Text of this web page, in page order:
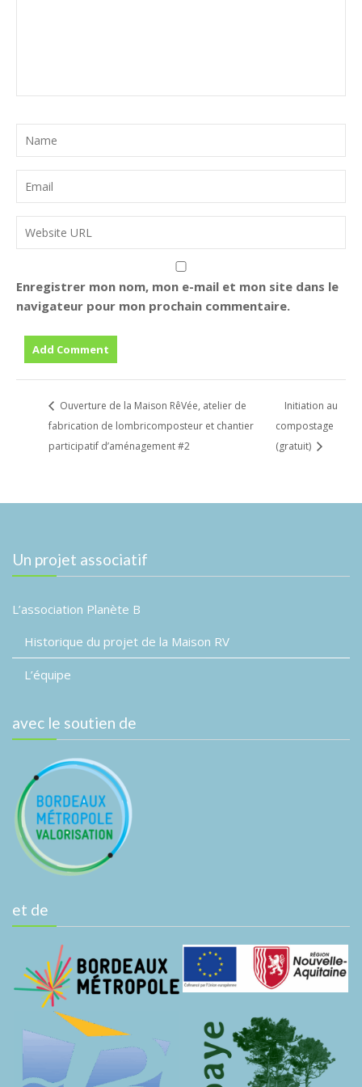
Enregistrer mon nom, mon e-mail et mon site dans le
navigateur pour mon prochain commentaire.
Ouverture de la Maison RêVée, atelier de
fabrication de lombricomposteur et chantier
participatif d’aménagement #2
Initiation au
compostage
(gratuit)
Un projet associatif
L’association Planète B
Historique du projet de la Maison RV
L’équipe
avec le soutien de
et de